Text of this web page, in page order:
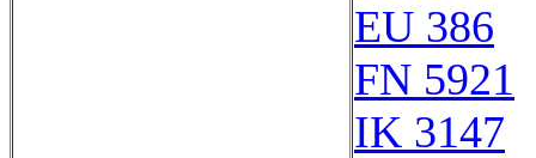
EU 386
FN 5921
IK 3147